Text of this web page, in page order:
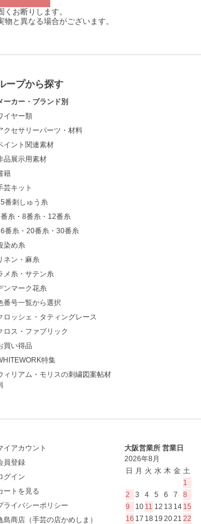
お断りします。
と異なる場合がございます。
ープから探す
ーカー・ブランド別
イヤー類
クセサリーパーツ・材料
イント関連素材
品展示用素材
籍
芸キット
番刺しゅう糸
糸・8番糸・12番糸
番糸・20番糸・30番糸
染め糸
ネン・麻糸
メ糸・サテン糸
ンマーク花糸
番号一覧から選択
ロッシェ・タティングレース
ロス・ファブリック
買い得品
特集
ィリアム・モリスの刺繍図案帖材
イアカウント
員登録
グイン
ートを見る
ライバシーポリシー
島商店（手芸の店かめしま）
大阪営業所 営業日
2026年8月
日
月 火 水 木 金 土
1
2
3 4 5 6 7
8
9
10 11 12 13 14 15
16 17 18 19 2021 22